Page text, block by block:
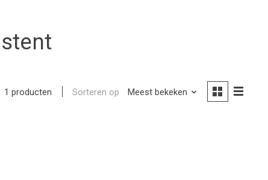
1 producten Sorteren op Meest bekeken